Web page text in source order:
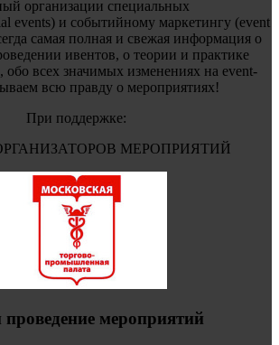
организации специальных
events) и событийному маркетингу (event
самая полная и свежая информация о
ивентов, о теории и практике
обо всех значимых изменениях на event-
всю правду о мероприятиях!
При поддержке:
МЕРОПРИЯТИЙ
мероприятий